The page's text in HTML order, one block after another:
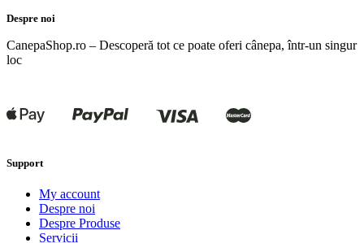
Despre noi
CanepaShop.ro – Descoperă tot ce poate oferi cânepa, într-un singur
loc
Support
My account
Despre noi
Despre Produse
Servicii